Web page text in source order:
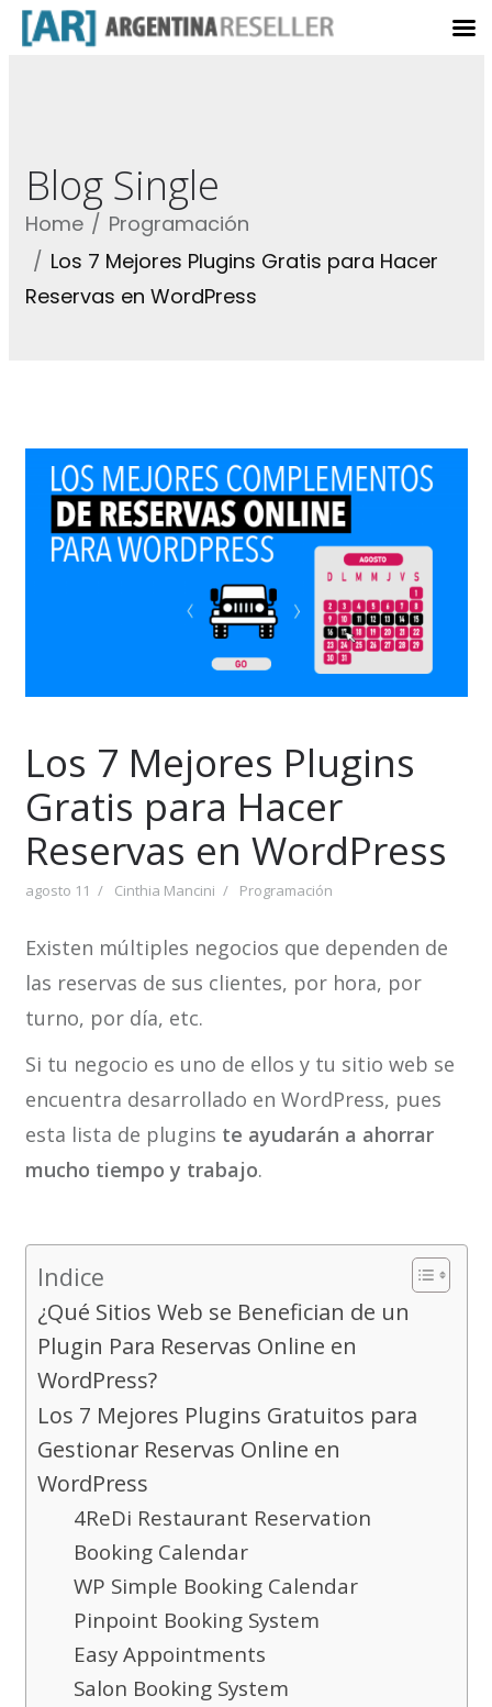
Blog Single
Home
Programación
Los 7 Mejores Plugins Gratis para Hacer
Reservas en WordPress
Los 7 Mejores Plugins
Gratis para Hacer
Reservas en WordPress
agosto 11 Cinthia Mancini Programación
Existen múltiples negocios que dependen de
las reservas de sus clientes, por hora, por
turno, por día, etc.
Si tu negocio es uno de ellos y tu sitio web se
encuentra desarrollado en WordPress, pues
esta lista de plugins te ayudarán a ahorrar
mucho tiempo y trabajo.
Indice
¿Qué Sitios Web se Benefician de un
Plugin Para Reservas Online en
WordPress?
Los 7 Mejores Plugins Gratuitos para
Gestionar Reservas Online en
WordPress
4ReDi Restaurant Reservation
Booking Calendar
WP Simple Booking Calendar
Pinpoint Booking System
Easy Appointments
Salon Booking System